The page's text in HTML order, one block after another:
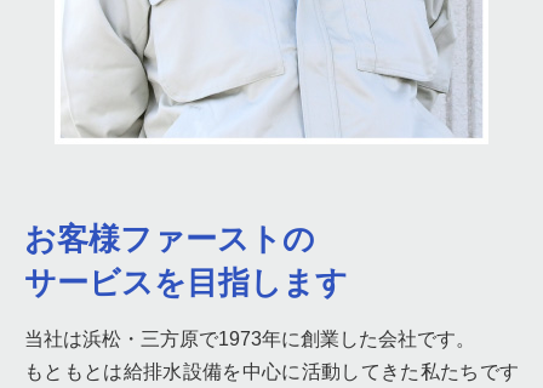
お客様ファーストの
サービスを目指します
当社は浜松・三方原で1973年に創業した会社です。
もともとは給排水設備を中心に活動してきた私たちです